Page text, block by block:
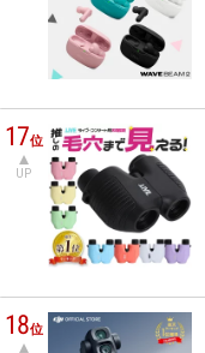
17位
UP
18位